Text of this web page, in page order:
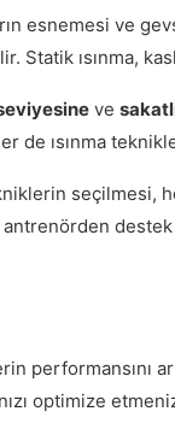
esnemesi ve
Statik ısınma,
ve
de ısınma
seçilmesi,
destek
performansını
optimize